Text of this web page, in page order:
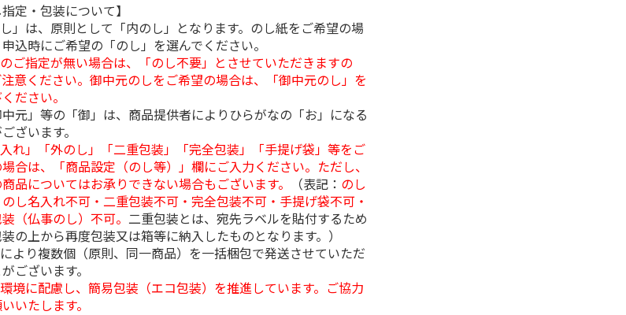
指定・包装について】
」は、原則として「内のし」となります。のし紙をご希望の場
込時にご希望の「のし」を選んでください。
ご指定が無い場合は、「のし不要」とさせていただきますの
意ください。御中元のしをご希望の場合は、「御中元のし」を
ださい。
元」等の「御」は、商品提供者によりひらがなの「お」になる
ざいます。
入れ」「外のし」「二重包装」「完全包装」「手提げ袋」等をご
合は、「商品設定（のし等）」欄にご入力ください。ただし、
品についてはお承りできない場合もございます。
（表記： のし
し名入れ不可・二重包装不可・完全包装不可・手提げ袋不可・
（仏事のし）不可。 二重包装とは、宛先ラベルを貼付するため
の上から再度包装又は箱等に納入したものとなります。）
より複数個（原則、同一商品）を一括梱包で発送させていただ
ございます。
境に配慮し、簡易包装（エコ包装）を推進しています。ご協力
いたします。